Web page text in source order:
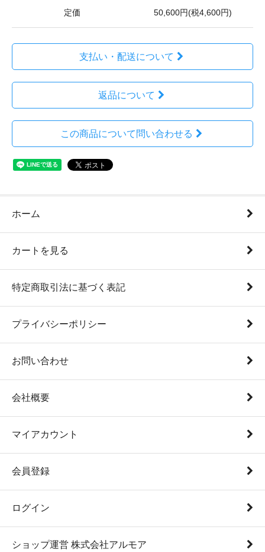
定価 50,600円(税4,600円)
支払い・配送について
返品について
この商品について問い合わせる
ホーム
カートを見る
特定商取引法に基づく表記
プライバシーポリシー
お問い合わせ
会社概要
マイアカウント
会員登録
ログイン
ショップ運営 株式会社アルモア